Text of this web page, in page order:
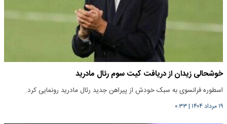
خوشحالی زیدان از دریافت کیت سوم رئال مادرید
اسطوره فرانسوی به سبک خودش از پیراهن جدید رئال مادرید رونمایی کرد.
۱۹ مرداد ۱۴۰۴ |۰:۳۳